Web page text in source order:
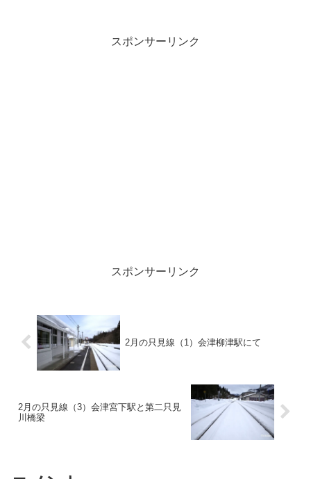
すが、こっちの複雑線路を眺める通勤な
らいいなぁと思いましたよ
スポンサーリンク
スポンサーリンク
2月の只見線（1）会津柳津駅にて
2月の只見線（3）会津宮下駅と第二只見
川橋梁